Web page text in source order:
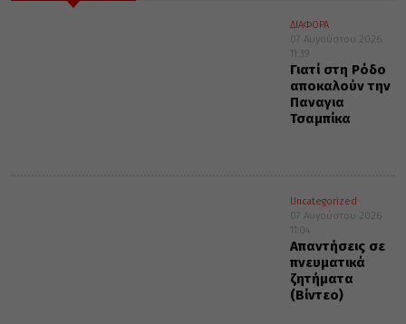
ΔΙΑΦΟΡΑ
07 Αυγούστου 2026
11:39
Γιατί στη Ρόδο
αποκαλούν την
Παναγια
Τσαμπίκα
Uncategorized
07 Αυγούστου 2026
11:04
Απαντήσεις σε
πνευματικά
ζητήματα
(Βίντεο)